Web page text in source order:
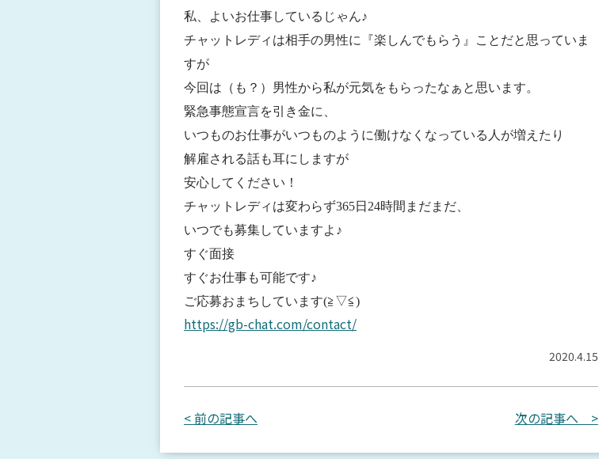
私、よいお仕事しているじゃん♪
チャットレディは相手の男性に『楽しんでもらう』ことだと思っていま
すが
今回は（も？）男性から私が元気をもらったなぁと思います。
緊急事態宣言を引き金に、
いつものお仕事がいつものように働けなくなっている人が増えたり
解雇される話も耳にしますが
安心してください！
チャットレディは変わらず365日24時間まだまだ、
いつでも募集していますよ♪
すぐ面接
すぐお仕事も可能です♪
ご応募おまちしています(≧▽≦)
https://gb-chat.com/contact/
2020.4.15
< 前の記事へ 次の記事へ >